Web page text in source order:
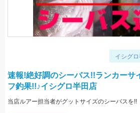
イシグ
速報!絶好調のシーバス!!ランカー
フ釣果!!♪イシグロ半田店
当店ルアー担当者がグットサイズのシーバスを!!